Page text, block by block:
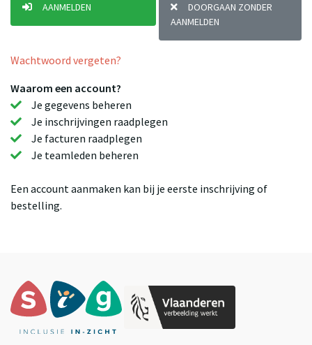
AANMELDEN
DOORGAAN ZONDER
AANMELDEN
Wachtwoord vergeten?
Waarom een account?
Je gegevens beheren
Je inschrijvingen raadplegen
Je facturen raadplegen
Je teamleden beheren
Een account aanmaken kan bij je eerste inschrijving of
bestelling.